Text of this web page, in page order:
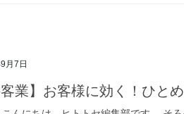
月7日
客業】お客様に効く！ひと